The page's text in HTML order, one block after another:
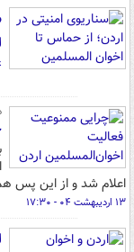
۱۴
اعلام شد و از این پس
۱۳ اردیبهشت ۰۴ - ۱۷:۳۰